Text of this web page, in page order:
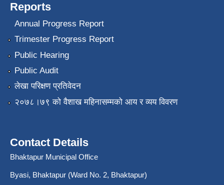
Reports
Annual Progress Report
Trimester Progress Report
Public Hearing
Public Audit
लेखा परिक्षण प्रतिवेदन
२०७८।७९ को वैशाख महिनासम्मको आय र व्यय विवरण
Contact Details
Bhaktapur Municipal Office
Byasi, Bhaktapur (Ward No. 2, Bhaktapur)